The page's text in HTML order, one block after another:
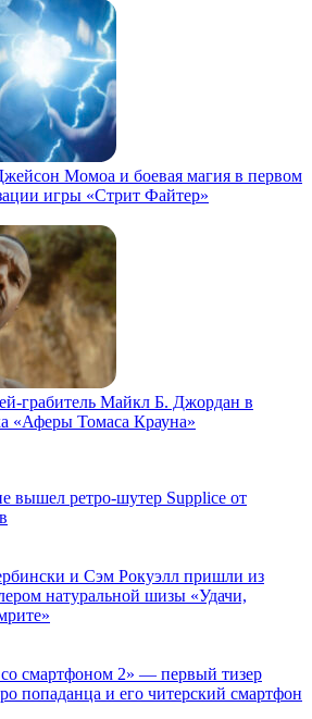
Момоа и боевая магия в первом
игры «Стрит Файтер»
грабитель Майкл Б. Джордан в
«Аферы Томаса Крауна»
вышел ретро-шутер Supplice от
и Сэм Рокуэлл пришли из
натуральной шизы «Удачи,
смартфоном 2» — первый тизер
попаданца и его читерский смартфон